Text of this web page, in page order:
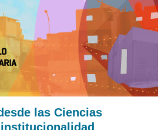
las Ciencias